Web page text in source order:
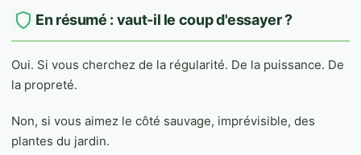
En résumé : vaut-il le coup d'essayer ?
Oui. Si vous cherchez de la régularité. De la puissance. De
la propreté.
Non, si vous aimez le côté sauvage, imprévisible, des
plantes du jardin.